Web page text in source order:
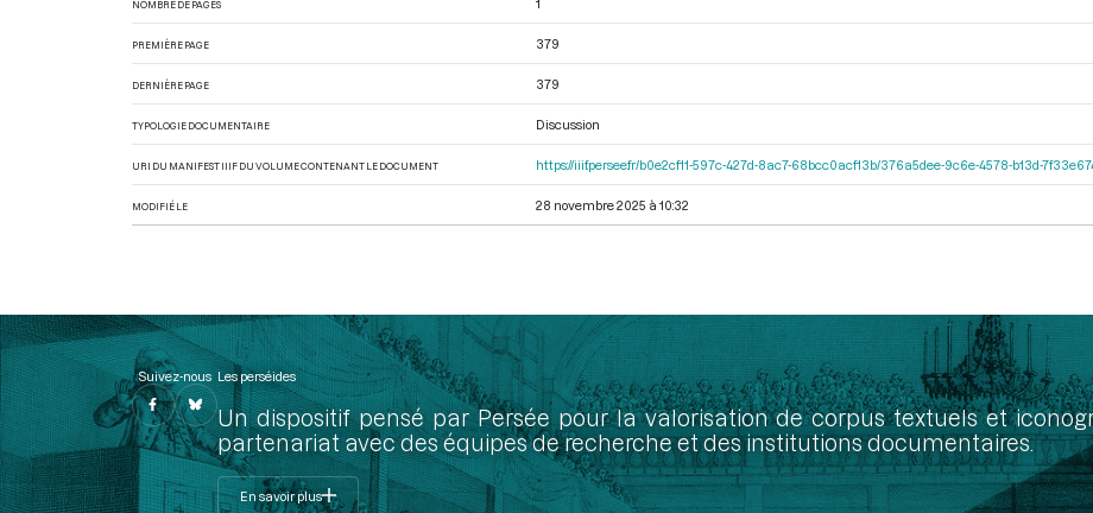
NOMBRE DE PAGES
PREMIÈRE PAGE 379
DERNIÈRE PAGE 379
TYPOLOGIE DOCUMENTAIRE Discussion
URI DU MANIFEST IIIF DU VOLUME CONTENANT LE DOCUMENT https://iiif.persee.fr/b0e2cf11-597c-427d-8ac7-68bcc0acf13b/376a5dee-9c6e-4578-b13d-
MODIFIÉ LE 28 novembre 2025 à 10:32
Suivez-nous Les perséides
Un dispositif pensé par Persée pour la valorisation de corpus textuels et
partenariat avec des équipes de recherche et des institutions documentaires.
En savoir plus